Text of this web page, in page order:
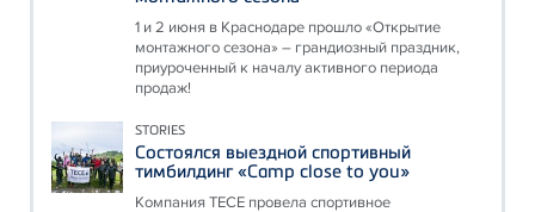
1 и 2 июня в Краснодаре прошло «Открытие
монтажного сезона» – грандиозный праздник,
приуроченный к началу активного периода
продаж!
STORIES
Состоялся выездной спортивный
тимбилдинг «Camp close to you»
Компания ТЕСЕ провела спортивное